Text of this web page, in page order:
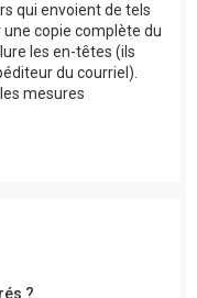
qui envoient de tels
copie complète du
les en-têtes (ils
du courriel).
mesures
?